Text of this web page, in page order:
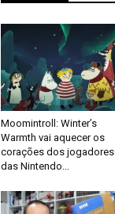
Moomintroll: Winter’s
Warmth vai aquecer os
corações dos jogadores
das Nintendo...